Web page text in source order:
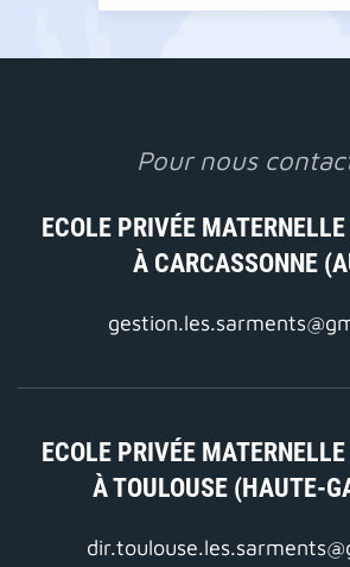
Pour nous
ECOLE PRIVÉE
À CARCASSONNE
ECOLE PRIVÉE
À TOULOUSE (HAUTE-